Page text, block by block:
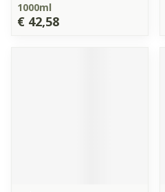
1000ml
€ 42,58